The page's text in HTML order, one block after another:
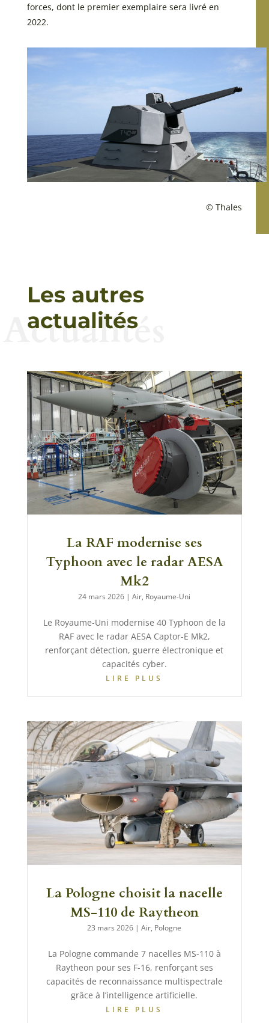
forces, dont le premier exemplaire sera livré en
2022.
© Thales
Les autres
actualités
Actualités
La RAF modernise ses
Typhoon avec le radar AESA
Mk2
24 mars 2026 |Air, Royaume-Uni
Le Royaume-Uni modernise 40 Typhoon de la
RAF avec le radar AESA Captor-E Mk2,
renforçant détection, guerre électronique et
capacités cyber.
LIRE PLUS
La Pologne choisit la nacelle
MS-110 de Raytheon
23 mars 2026 |Air, Pologne
La Pologne commande 7 nacelles MS-110 à
Raytheon pour ses F-16, renforçant ses
capacités de reconnaissance multispectrale
grâce à l’intelligence artificielle.
LIRE PLUS